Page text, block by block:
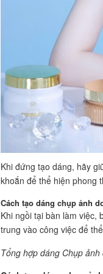
Khi đứng tạo dáng, hãy
khoắn để thể hiện phong
Cách tạo dáng chụp ảnh
Khi ngồi tại bàn làm việc,
trung vào công việc để
Tổng hợp dáng Chụp